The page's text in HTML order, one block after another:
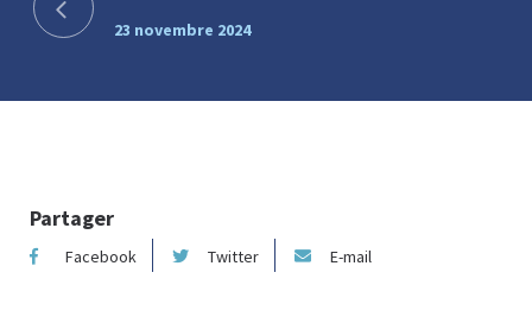
23 novembre 2024
Partager
Facebook Twitter E-mail